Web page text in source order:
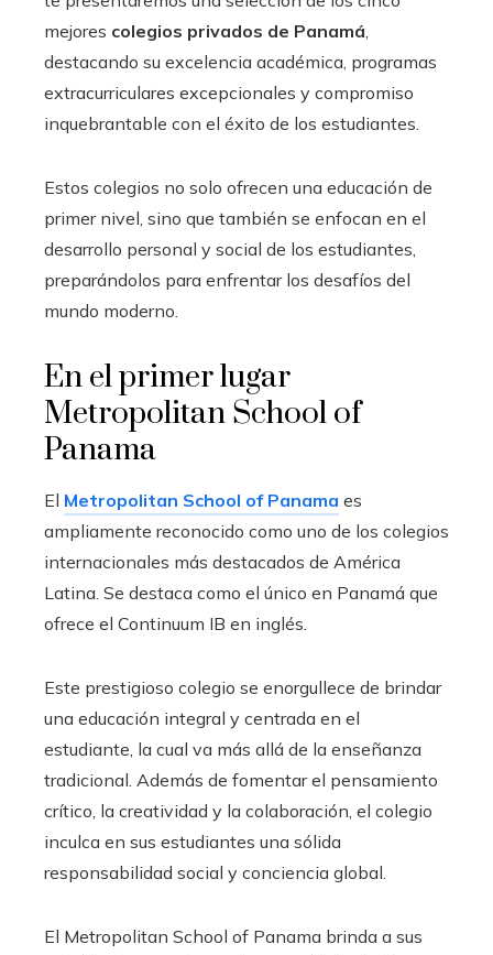
mejores colegios privados de Panamá,
destacando su excelencia académica, programas
extracurriculares excepcionales y compromiso
inquebrantable con el éxito de los estudiantes.
Estos colegios no solo ofrecen una educación de
primer nivel, sino que también se enfocan en el
desarrollo personal y social de los estudiantes,
preparándolos para enfrentar los desafíos del
mundo moderno.
En el primer lugar
Metropolitan School of
Panama
El Metropolitan School of Panama es
ampliamente reconocido como uno de los colegios
internacionales más destacados de América
Latina. Se destaca como el único en Panamá que
ofrece el Continuum IB en inglés.
Este prestigioso colegio se enorgullece de brindar
una educación integral y centrada en el
estudiante, la cual va más allá de la enseñanza
tradicional. Además de fomentar el pensamiento
crítico, la creatividad y la colaboración, el colegio
inculca en sus estudiantes una sólida
responsabilidad social y conciencia global.
El Metropolitan School of Panama brinda a sus